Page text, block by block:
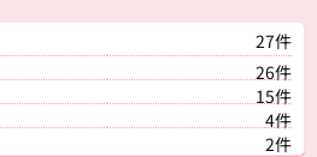
27件
26件
15件
4件
2件